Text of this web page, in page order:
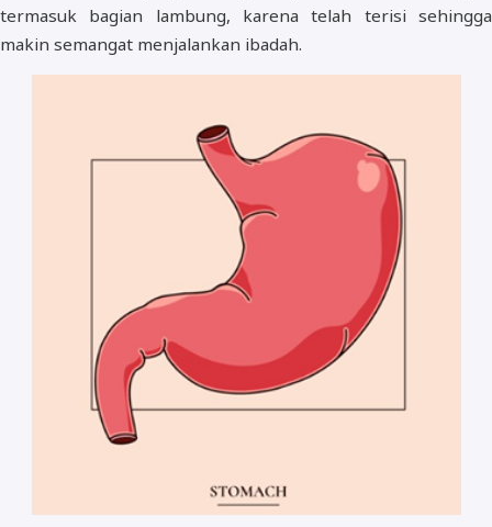
termasuk bagian lambung, karena telah terisi sehingga
makin semangat menjalankan ibadah.